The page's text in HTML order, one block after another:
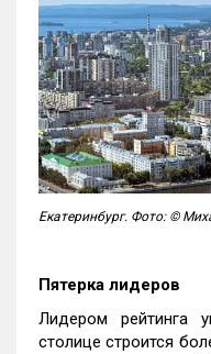
Екатеринбург. Фото: ©
Пятерка лидеров
Лидером рейтинга
столице строится